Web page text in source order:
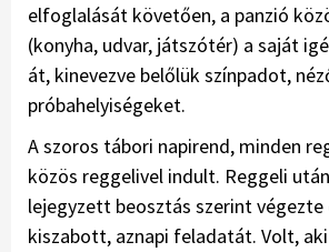
elfoglalását követően, a panzió
(konyha, udvar, játszótér) a saját
át, kinevezve belőlük színpadot,
próbahelyiségeket.
A szoros tábori napirend, minden
közös reggelivel indult. Reggeli
lejegyzett beosztás szerint végezte
kiszabott, aznapi feladatát. Volt,